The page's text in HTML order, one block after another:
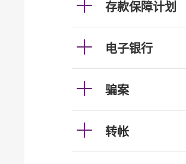
存款保障计划
电子银行
骗案
转帐